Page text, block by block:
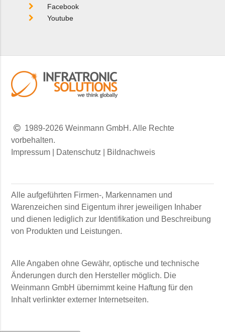
Facebook
Youtube
1989-2026 Weinmann GmbH. Alle Rechte
vorbehalten.
Impressum
Datenschutz Bildnachweis
Alle aufgeführten Firmen-, Markennamen und
Warenzeichen sind Eigentum ihrer jeweiligen Inhaber
und dienen lediglich zur Identifikation und Beschreibung
von Produkten und Leistungen.
Alle Angaben ohne Gewähr, optische und technische
Änderungen durch den Hersteller möglich. Die
Weinmann GmbH übernimmt keine Haftung für den
Inhalt verlinkter externer Internetseiten.